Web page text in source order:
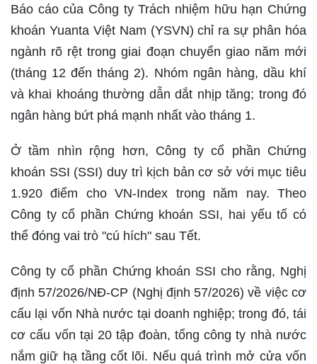
Báo cáo của Công ty Trách nhiệm hữu hạn Chứng
khoán Yuanta Việt Nam (YSVN) chỉ ra sự phân hóa
ngành rõ rệt trong giai đoạn chuyển giao năm mới
(tháng 12 đến tháng 2). Nhóm ngân hàng, dầu khí
và khai khoáng thường dẫn dắt nhịp tăng; trong đó
ngân hàng bứt phá mạnh nhất vào tháng 1.
Ở tầm nhìn rộng hơn, Công ty cổ phần Chứng
khoán SSI (SSI) duy trì kịch bản cơ sở với mục tiêu
1.920 điểm cho VN-Index trong năm nay. Theo
Công ty cổ phần Chứng khoán SSI, hai yếu tố có
thể đóng vai trò "cú hích" sau Tết.
Công ty cổ phần Chứng khoán SSI cho rằng, Nghị
định 57/2026/NĐ-CP (Nghị định 57/2026) về việc cơ
cấu lại vốn Nhà nước tại doanh nghiệp; trong đó, tái
cơ cấu vốn tại 20 tập đoàn, tổng công ty nhà nước
nắm giữ hạ tầng cốt lõi. Nếu quá trình mở cửa vốn